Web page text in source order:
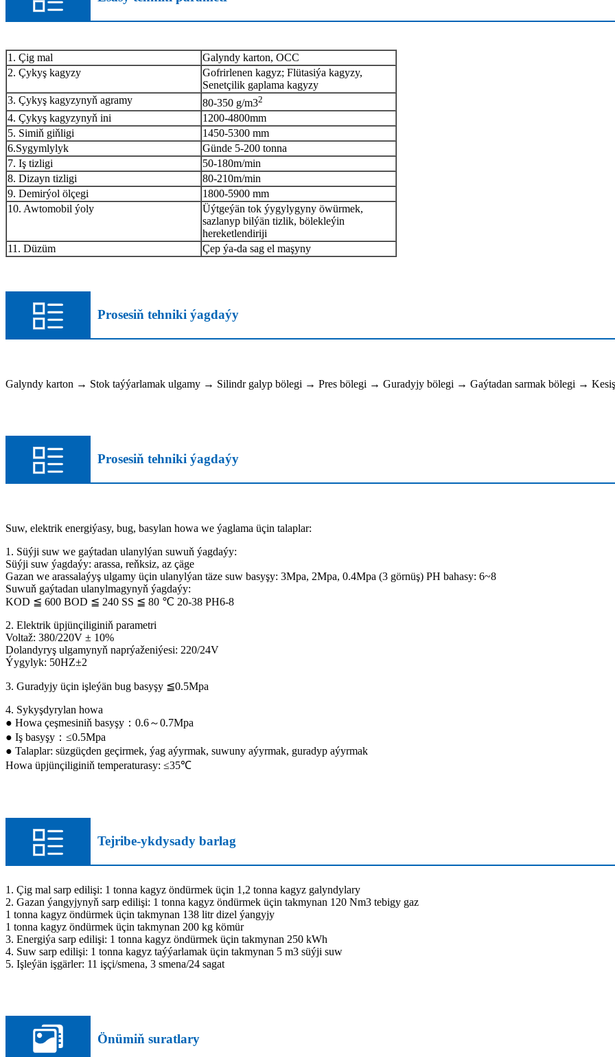
1. Çig mal
Galyndy karton, OCC
2. Çykyş kagyzy
Gofrirlenen kagyz; Flütasiýa kagyzy,
Senetçilik gaplama kagyzy
3. Çykyş kagyzynyň agramy
80-350 g/m32
4. Çykyş kagyzynyň ini
1200-4800mm
5. Simiň giňligi
1450-5300 mm
6.Sygymlylyk
Günde 5-200 tonna
7. Iş tizligi
50-180m/min
8. Dizayn tizligi
80-210m/min
9. Demirýol ölçegi
1800-5900 mm
10. Awtomobil ýoly
Üýtgeýän tok ýygylygyny öwürmek,
sazlanyp bilýän tizlik, bölekleýin
hereketlendiriji
11. Düzüm
Çep ýa-da sag el maşyny
Prosesiň tehniki ýagdaýy
Galyndy karton → Stok taýýarlamak ulgamy → Silindr galyp bölegi → Pres bölegi → Guradyjy bölegi → Gaýtadan sarmak bölegi → Kesiş
Prosesiň tehniki ýagdaýy
Suw, elektrik energiýasy, bug, basylan howa we ýaglama üçin talaplar:
1. Süýji suw we gaýtadan ulanylýan suwuň ýagdaýy:
Süýji suw ýagdaýy: arassa, reňksiz, az çäge
Gazan we arassalaýyş ulgamy üçin ulanylýan täze suw basyşy: 3Mpa, 2Mpa, 0.4Mpa (3 görnüş) PH bahasy: 6~8
Suwuň gaýtadan ulanylmagynyň ýagdaýy:
KOD ≦ 600 BOD ≦ 240 SS ≦ 80 ℃ 20-38 PH6-8
2. Elektrik üpjünçiliginiň parametri
Voltaž: 380/220V ± 10%
Dolandyryş ulgamynyň naprýaženiýesi: 220/24V
Ýygylyk: 50HZ±2
3. Guradyjy üçin işleýän bug basyşy ≦0.5Mpa
4. Sykyşdyrylan howa
● Howa çeşmesiniň basyşy：0.6～0.7Mpa
● Iş basyşy：≤0.5Mpa
● Talaplar: süzgüçden geçirmek, ýag aýyrmak, suwuny aýyrmak, guradyp aýyrmak
Howa üpjünçiliginiň temperaturasy: ≤35℃
Tejribe-ykdysady barlag
1. Çig mal sarp edilişi: 1 tonna kagyz öndürmek üçin 1,2 tonna kagyz galyndylary
2. Gazan ýangyjynyň sarp edilişi: 1 tonna kagyz öndürmek üçin takmynan 120 Nm3 tebigy gaz
1 tonna kagyz öndürmek üçin takmynan 138 litr dizel ýangyjy
1 tonna kagyz öndürmek üçin takmynan 200 kg kömür
3. Energiýa sarp edilişi: 1 tonna kagyz öndürmek üçin takmynan 250 kWh
4. Suw sarp edilişi: 1 tonna kagyz taýýarlamak üçin takmynan 5 m3 süýji suw
5. Işleýän işgärler: 11 işçi/smena, 3 smena/24 sagat
Önümiň suratlary